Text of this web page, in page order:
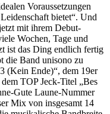
Voraussetzungen
bietet“. Und
mit ihrem Debut-
Wochen, Tage und
ist das Ding endlich fertig
die Band unisono zu
(Kein Ende)“, dem 19er
TOP Jeck-Titel „Bes
Gute Laune-Nummer
Mix von insgesamt 14